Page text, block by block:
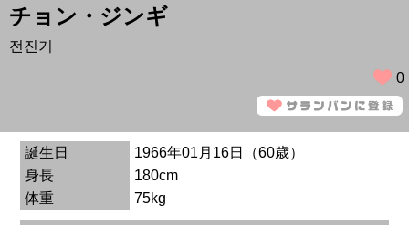
チョン・ジンギ
전진기
0
誕生日
1966年01月16日（60歳）
身長
180cm
体重
75kg